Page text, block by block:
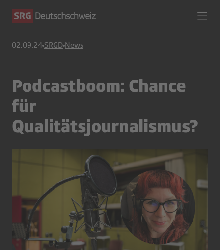
02.09.24 SRGD News
Podcastboom: Chance
für
Qualitätsjournalismus?